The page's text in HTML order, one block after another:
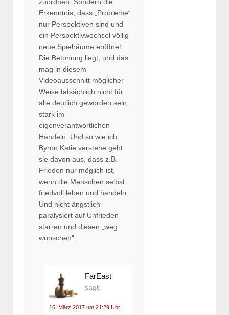
zuordnen. Sondern die
Erkenntnis, dass „Probleme“
nur Perspektiven sind und
ein Perspektivwechsel völlig
neue Spielräume eröffnet.
Die Betonung liegt, und das
mag in diesem
Videoausschnitt möglicher
Weise tatsächlich nicht für
alle deutlich geworden sein,
stark im
eigenverantwortlichen
Handeln. Und so wie ich
Byron Katie verstehe geht
sie davon aus, dass z.B.
Frieden nur möglich ist,
wenn die Menschen selbst
friedvoll leben und handeln.
Und nicht ängstlich
paralysiert auf Unfrieden
starren und diesen „weg
wünschen“.
FarEast
sagt:
16. März 2017 um 21:29 Uhr